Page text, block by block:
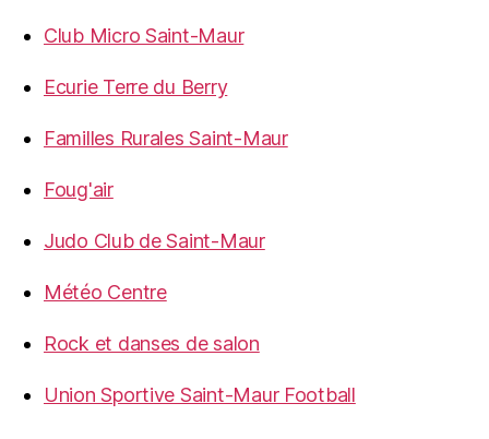
Club Micro Saint-Maur
Ecurie Terre du Berry
Familles Rurales Saint-Maur
Foug'air
Judo Club de Saint-Maur
Météo Centre
Rock et danses de salon
Union Sportive Saint-Maur Football